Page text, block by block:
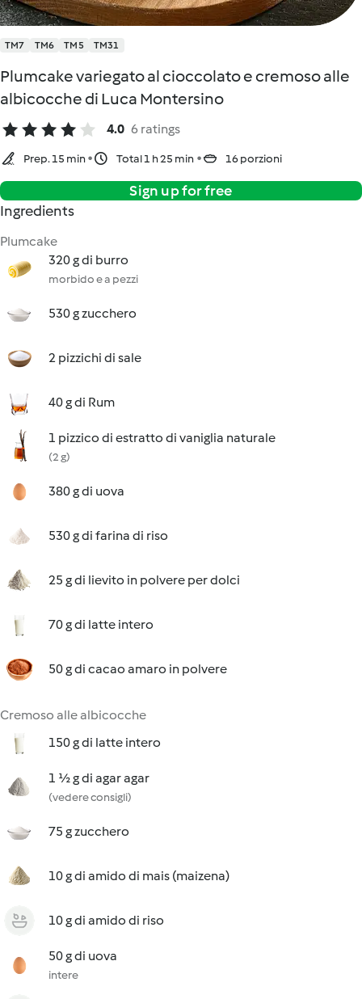
TM7 TM6 TM5 TM31
Plumcake variegato al cioccolato e cremoso alle
albicocche di Luca Montersino
4.0 6 ratings
Prep. 15 min Total 1 h 25 min 16 porzioni
Sign up for free
Ingredients
Plumcake
320 g di burro
morbido e a pezzi
530 g zucchero
2 pizzichi di sale
40 g di Rum
1 pizzico di estratto di vaniglia naturale
(2 g)
380 g di uova
530 g di farina di riso
25 g di lievito in polvere per dolci
70 g di latte intero
50 g di cacao amaro in polvere
Cremoso alle albicocche
150 g di latte intero
1 ½ g di agar agar
(vedere consigli)
75 g zucchero
10 g di amido di mais (maizena)
10 g di amido di riso
50 g di uova
intere